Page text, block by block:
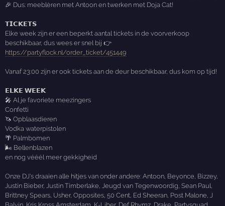
🎉 Dus: meeblèren met Antoon en twerken met Doja Cat!
𝗧𝗜𝗖𝗞𝗘𝗧𝗦
Elke week zijn er een beperkt aantal tickets in de voorverkoop
beschikbaar, dus wees er snel bij 👉
https://partyflock.nl/order_ticket/451449
Vanaf 23:00 zijn er ook tickets aan de deur beschikbaar, dus kom op tijd!
𝗘𝗟𝗞𝗘 𝗪𝗘𝗘𝗞
🎤 Al je favoriete meezingers
Confetti
🦄 Opblaasdieren
Vodka waterpistolen
🌴 Palmbomen
🌬 Bellenblazen
en nog vééél meer gekkigheid
Onze DJ's draaien alle hitjes van onder andere: Antoon, Beyonce, Bizzey,
Justin Bieber, Justin Timberlake, Jeugd van Tegenwoordig, Sean Paul,
Brittney Spears, Usher, Opposites, 50 Cent, Ed Sheeran, Post Malone, J